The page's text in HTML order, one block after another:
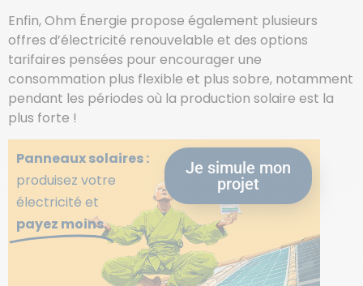
Enfin, Ohm Énergie propose également plusieurs
offres d’électricité renouvelable et des options
tarifaires pensées pour encourager une
consommation plus flexible et plus sobre, notamment
pendant les périodes où la production solaire est la
plus forte !
Je simule mon
projet
Panneaux solaires :
produisez votre
électricité et
payez moins.